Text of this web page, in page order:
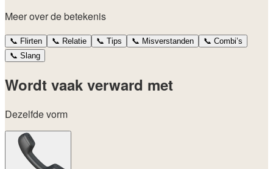
Meer over de betekenis
📞 Flirten 📞 Relatie 📞 Tips 📞 Misverstanden 📞 Combi’s
📞 Slang
Wordt vaak verward met
Dezelfde vorm